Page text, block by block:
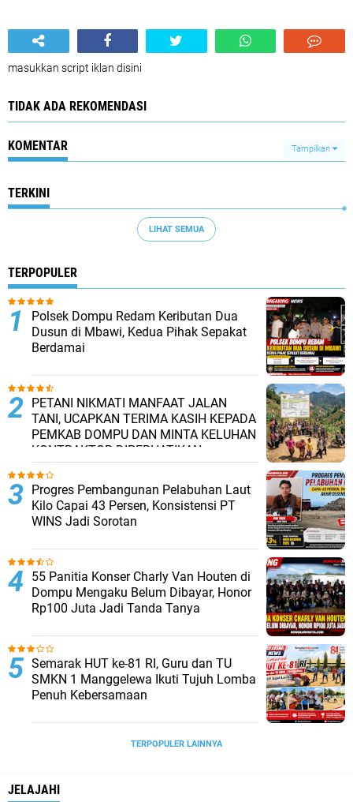
masukkan script iklan disini
TIDAK ADA REKOMENDASI
KOMENTAR Tampilkan
TERKINI
LIHAT SEMUA
TERPOPULER
Polsek Dompu Redam Keributan Dua
Dusun di Mbawi, Kedua Pihak Sepakat
Berdamai
PETANI NIKMATI MANFAAT JALAN
TANI, UCAPKAN TERIMA KASIH KEPADA
PEMKAB DOMPU DAN MINTA KELUHAN
KONTRAKTOR DIPERHATIKAN.
Progres Pembangunan Pelabuhan Laut
Kilo Capai 43 Persen, Konsistensi PT
WINS Jadi Sorotan
55 Panitia Konser Charly Van Houten di
Dompu Mengaku Belum Dibayar, Honor
Rp100 Juta Jadi Tanda Tanya
Semarak HUT ke-81 RI, Guru dan TU
SMKN 1 Manggelewa Ikuti Tujuh Lomba
Penuh Kebersamaan
TERPOPULER LAINNYA
JELAJAHI